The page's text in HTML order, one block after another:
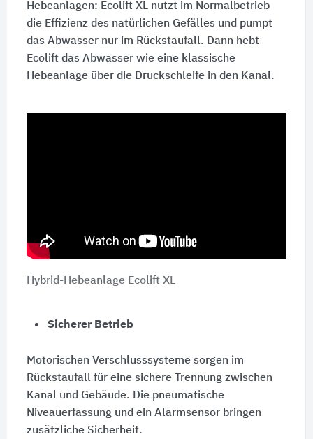
Hebeanlagen: Ecolift XL nutzt im Normalbetrieb
die Effizienz des natürlichen Gefälles und pumpt
das Abwasser nur im Rückstaufall. Dann hebt
Ecolift das Abwasser wie eine klassische
Hebeanlage über die Druckschleife in den Kanal.
Hybrid-Hebeanlage Ecolift XL
Sicherer Betrieb
Motorischen Verschlusssysteme sorgen im
Rückstaufall für eine sichere Trennung zwischen
Kanal und Gebäude. Die pneumatische
Niveauerfassung und ein Alarmsensor bringen
zusätzliche Sicherheit.